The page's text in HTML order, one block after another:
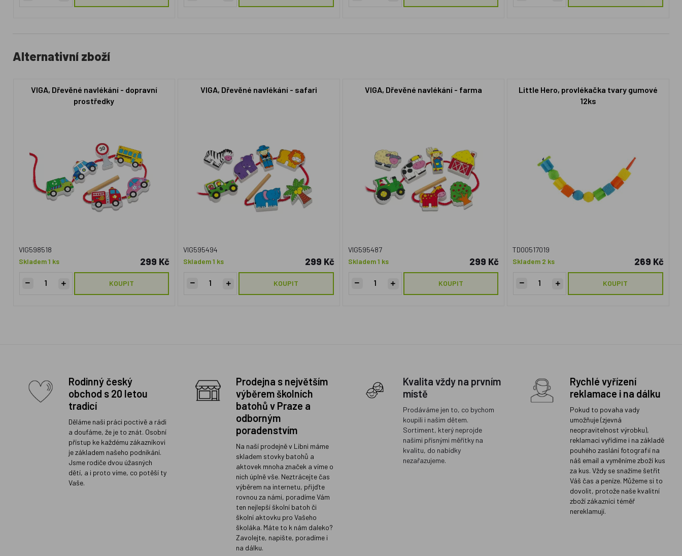
Alternativní zboží
VIGA, Dřevěné navlékání - dopravní
prostředky
VIG598518
Skladem 1 ks
299 Kč
KOUPIT
VIGA, Dřevěné navlékání - safari
VIG595494
Skladem 1 ks
299 Kč
KOUPIT
VIGA, Dřevěné navlékání - farma
VIG595487
Skladem 1 ks
299 Kč
KOUPIT
Little Hero, provlékačka tvary gumové
12ks
TD00517019
Skladem 2 ks
269 Kč
KOUPIT
Rodinný český
obchod s 20 letou
tradicí
Děláme naši práci poctivě a rádi
a doufáme, že je to znát. Osobní
přístup ke každému zákazníkovi
je základem našeho podnikání.
Jsme rodiče dvou úžasných
dětí, a i proto víme, co potěší ty
Vaše.
Prodejna s největším
výběrem školních
batohů v Praze a
odborným
poradenstvím
Na naší prodejně v Libni máme
skladem stovky batohů a
aktovek mnoha značek a víme o
nich úplně vše. Neztrácejte čas
výběrem na internetu, přijďte
rovnou za námi, poradíme Vám
ten nejlepší školní batoh či
školní aktovku pro Vašeho
školáka. Máte to k nám daleko?
Zavolejte, napište, poradíme i
na dálku.
Kvalita vždy na prvním
místě
Prodáváme jen to, co bychom
koupili i našim dětem.
Sortiment, který neprojde
našimi přísnými měřítky na
kvalitu, do nabídky
nezařazujeme.
Rychlé vyřízení
reklamace i na dálku
Pokud to povaha vady
umožňuje (zjevná
neopravitelnost výrobku),
reklamaci vyřídíme i na základě
pouhého zaslání fotografií na
náš email a vyměníme zboží kus
za kus. Vždy se snažíme šetřit
Váš čas a peníze. Můžeme si to
dovolit, protože naše kvalitní
zboží zákazníci téměř
nereklamují.